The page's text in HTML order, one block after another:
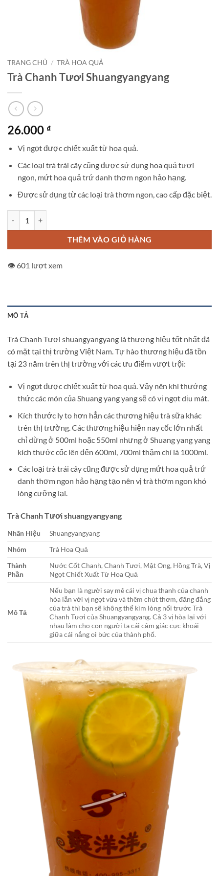
TRANG CHỦ / TRÀ HOA QUẢ
Trà Chanh Tươi Shuangyangyang
26.000 ₫
Vị ngọt được chiết xuất từ hoa quả.
Các loại trà trái cây cũng được sử dụng hoa quả tươi
ngon, mứt hoa quả trứ danh thơm ngon hảo hạng.
Được sử dụng từ các loại trà thơm ngon, cao cấp đặc biệt.
THÊM VÀO GIỎ HÀNG
👁️ 601 lượt xem
MÔ TẢ
Trà Chanh Tươi shuangyangyang là thương hiệu tốt nhất đã
có mặt tại thị trường Việt Nam. Tự hào thương hiệu đã tồn
tại 23 năm trên thị trường với các ưu điểm vượt trội:
Vị ngọt được chiết xuất từ hoa quả. Vậy nên khi thưởng
thức các món của Shuang yang yang sẽ có vị ngọt dịu mát.
Kích thước ly to hơn hẳn các thương hiệu trà sữa khác
trên thị trường. Các thương hiệu hiện nay cốc lớn nhất
chỉ dừng ở 500ml hoặc 550ml nhưng ở Shuang yang yang
kích thước cốc lên đến 600ml, 700ml thậm chí là 1000ml.
Các loại trà trái cây cũng được sử dụng mứt hoa quả trứ
danh thơm ngon hảo hạng tạo nên vị trà thơm ngon khó
lòng cưỡng lại.
Trà Chanh Tươi shuangyangyang
Nhãn Hiệu
Shuangyangyang
Nhóm
Trà Hoa Quả
Thành
Phần
Nước Cốt Chanh, Chanh Tươi, Mật Ong, Hồng Trà, Vị
Ngọt Chiết Xuất Từ Hoa Quả
Mô Tả
Nếu bạn là người say mê cái vị chua thanh của chanh
hòa lẫn với vị ngọt vừa và thêm chút thơm, đăng đắng
của trà thì bạn sẽ không thể kìm lòng nổi trước Trà
Chanh Tươi của Shuangyangyang. Cả 3 vị hòa lại với
nhau làm cho con người ta cái cảm giác cực khoái
giữa cái nắng oi bức của thành phố.